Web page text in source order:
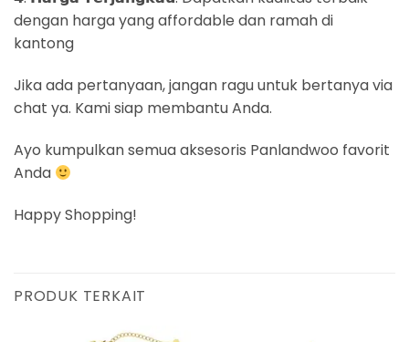
dengan harga yang affordable dan ramah di
kantong
Jika ada pertanyaan, jangan ragu untuk bertanya via
chat ya. Kami siap membantu Anda.
Ayo kumpulkan semua aksesoris Panlandwoo favorit
Anda
Happy Shopping!
PRODUK TERKAIT